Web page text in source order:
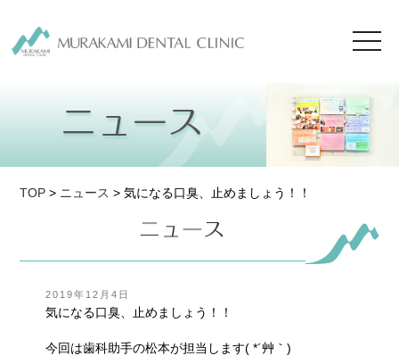
TOP > ニュース > 気になる口臭、止めましょう！！
投
稿
日:
2019年12月4日
気になる口臭、止めましょう！！
今回は歯科助手の松本が担当します( *´艸｀)